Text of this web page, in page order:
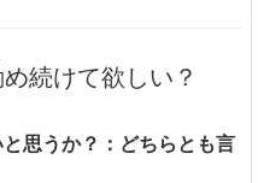
続けて欲しい？
思うか？：どちらとも言